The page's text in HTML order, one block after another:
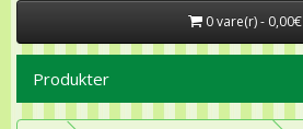
0 vare(r) - 0,00€
Produkter